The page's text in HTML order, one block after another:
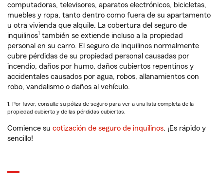
computadoras, televisores, aparatos electrónicos, bicicletas,
muebles y ropa, tanto dentro como fuera de su apartamento
u otra vivienda que alquile. La cobertura del seguro de
inquilinos1 también se extiende incluso a la propiedad
personal en su carro. El seguro de inquilinos normalmente
cubre pérdidas de su propiedad personal causadas por
incendio, daños por humo, daños cubiertos repentinos y
accidentales causados por agua, robos, allanamientos con
robo, vandalismo o daños al vehículo.
1. Por favor, consulte su póliza de seguro para ver a una lista completa de la
propiedad cubierta y de las pérdidas cubiertas.
Comience su cotización de seguro de inquilinos. ¡Es rápido y
sencillo!